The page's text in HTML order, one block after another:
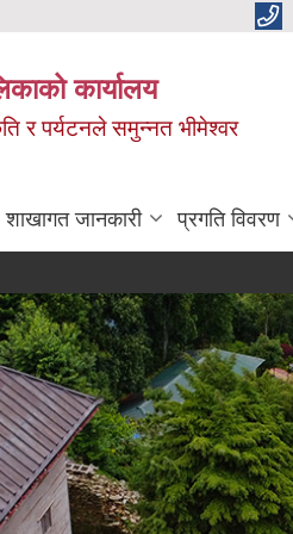
कार्यालय
र पर्यटनले समुन्नत भीमेश्वर
शाखागत जानकारी प्रगति विवरण